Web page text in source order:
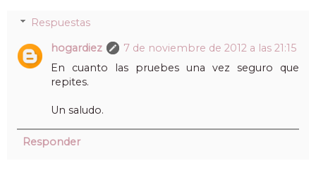
Respuestas
hogardiez
7 de noviembre de 2012 a las 21:15
En cuanto las pruebes una vez seguro que
repites.
Un saludo.
Responder